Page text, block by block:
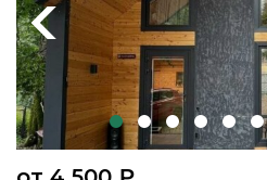
Previous